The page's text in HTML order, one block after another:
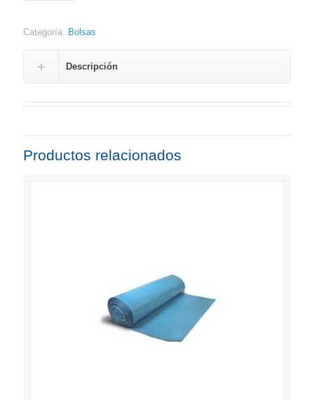
Categoría: Bolsas
Descripción
Productos relacionados